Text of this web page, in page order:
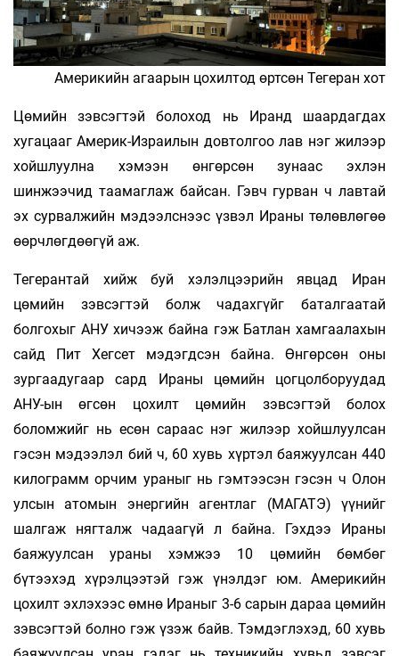
Америкийн агаарын цохилтод өртсөн Тегеран хот
Цөмийн зэвсэгтэй болоход нь Иранд шаар­дагдах
хугацааг Америк-Израилын довтолгоо лав нэг жилээр
хойшлуулна хэ­мээн өнгөрсөн зунаас эхлэн
шинжээчид таамаг­лаж байсан. Гэвч гурван ч лавтай
эх сурвал­жийн мэ­дээлс­нээс үзвэл Ираны төлөв­лөгөө
өөрч­лөг­дөөгүй аж.
Тегерантай хийж буй хэлэлцээрийн явцад Иран
цөмийн зэвсэгтэй болж чадахгүйг бата­лгаатай
болгохыг АНУ хичээж байна гэж Батлан хамгаалахын
сайд Пит Хегсет мэдэгдсэн байна. Өнгөрсөн оны
зургаадугаар сард Ираны цөмийн цогцолборуудад
АНУ-ын өгсөн цохилт цөмийн зэв­сэгтэй болох
боломжийг нь есөн сараас нэг жилээр хойшлуулсан
гэсэн мэдээлэл бий ч, 60 хувь хүртэл баяжуулсан 440
килограмм орчим ураныг нь гэмтээсэн гэсэн ч Олон
улсын атомын энергийн агентлаг (МАГАТЭ) үүнийг
шал­гаж нягталж чадаагүй л байна. Гэхдээ Ираны
баяжуулсан ураны хэмжээ 10 цөмийн бөмбөг
бүтээхэд хүрэлцээтэй гэж үнэлдэг юм. Америкийн
цохилт эхлэхээс өмнө Ираныг 3-6 сарын дараа цөмийн
зэвсэгтэй болно гэж үзэж байв. Тэмдэглэхэд, 60 хувь